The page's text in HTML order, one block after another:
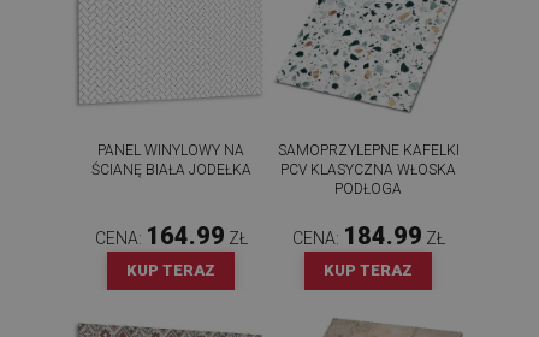
PANEL WINYLOWY NA
ŚCIANĘ BIAŁA JODEŁKA
CENA: 164.99 ZŁ
KUP TERAZ
SAMOPRZYLEPNE KAFELKI
PCV KLASYCZNA WŁOSKA
PODŁOGA
CENA: 184.99 ZŁ
KUP TERAZ